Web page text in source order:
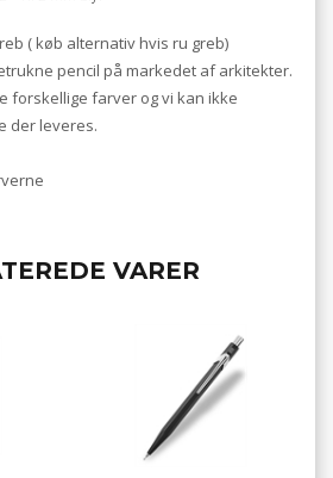
( køb alternativ hvis ru greb)
pencil på markedet af arkitekter.
forskellige farver og vi kan ikke
der leveres.
VARER